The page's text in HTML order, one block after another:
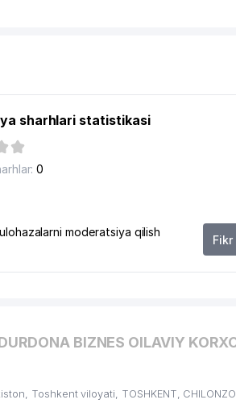
sharhlari statistikasi
0
moderatsiya qilish
BIZNES OILAVIY
Toshkent viloyati, TOSHKENT,